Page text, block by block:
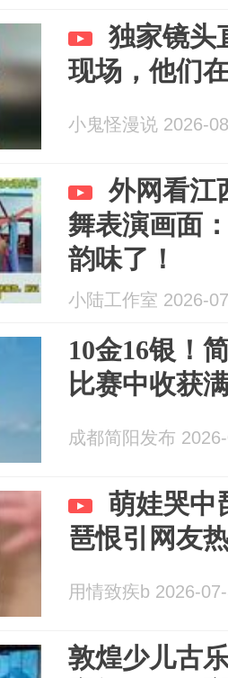
独家镜头
现场，他们
小鬼怪漫说 2026-
外网看江
舞表演画面
韵味了！
小陆工作室 2026-
10金16银！
比赛中收获
成都简阳发布
萌娃哭中
琶恨引网友
用情致疾b 2026-
敦煌少儿古